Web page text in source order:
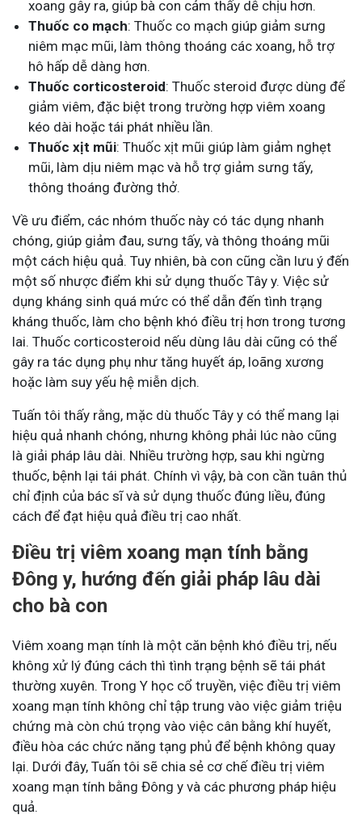
xoang gây ra, giúp bà con cảm thấy dễ chịu hơn.
Thuốc co mạch: Thuốc co mạch giúp giảm sưng
niêm mạc mũi, làm thông thoáng các xoang, hỗ trợ
hô hấp dễ dàng hơn.
Thuốc corticosteroid: Thuốc steroid được dùng để
giảm viêm, đặc biệt trong trường hợp viêm xoang
kéo dài hoặc tái phát nhiều lần.
Thuốc xịt mũi: Thuốc xịt mũi giúp làm giảm nghẹt
mũi, làm dịu niêm mạc và hỗ trợ giảm sưng tấy,
thông thoáng đường thở.
Về ưu điểm, các nhóm thuốc này có tác dụng nhanh
chóng, giúp giảm đau, sưng tấy, và thông thoáng mũi
một cách hiệu quả. Tuy nhiên, bà con cũng cần lưu ý đến
một số nhược điểm khi sử dụng thuốc Tây y. Việc sử
dụng kháng sinh quá mức có thể dẫn đến tình trạng
kháng thuốc, làm cho bệnh khó điều trị hơn trong tương
lai. Thuốc corticosteroid nếu dùng lâu dài cũng có thể
gây ra tác dụng phụ như tăng huyết áp, loãng xương
hoặc làm suy yếu hệ miễn dịch.
Tuấn tôi thấy rằng, mặc dù thuốc Tây y có thể mang lại
hiệu quả nhanh chóng, nhưng không phải lúc nào cũng
là giải pháp lâu dài. Nhiều trường hợp, sau khi ngừng
thuốc, bệnh lại tái phát. Chính vì vậy, bà con cần tuân thủ
chỉ định của bác sĩ và sử dụng thuốc đúng liều, đúng
cách để đạt hiệu quả điều trị cao nhất.
Điều trị viêm xoang mạn tính bằng
Đông y, hướng đến giải pháp lâu dài
cho bà con
Viêm xoang mạn tính là một căn bệnh khó điều trị, nếu
không xử lý đúng cách thì tình trạng bệnh sẽ tái phát
thường xuyên. Trong Y học cổ truyền, việc điều trị viêm
xoang mạn tính không chỉ tập trung vào việc giảm triệu
chứng mà còn chú trọng vào việc cân bằng khí huyết,
điều hòa các chức năng tạng phủ để bệnh không quay
lại. Dưới đây, Tuấn tôi sẽ chia sẻ cơ chế điều trị viêm
xoang mạn tính bằng Đông y và các phương pháp hiệu
quả.